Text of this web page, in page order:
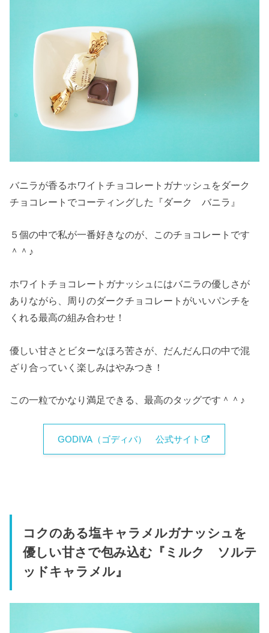
バニラが香るホワイトチョコレートガナッシュをダーク
チョコレートでコーティングした『ダーク バニラ』
５個の中で私が一番好きなのが、このチョコレートです
＾＾♪
ホワイトチョコレートガナッシュにはバニラの優しさが
ありながら、周りのダークチョコレートがいいパンチを
くれる最高の組み合わせ！
優しい甘さとビターなほろ苦さが、だんだん口の中で混
ざり合っていく楽しみはやみつき！
この一粒でかなり満足できる、最高のタッグです＾＾♪
GODIVA（ゴディバ） 公式サイト
コクのある塩キャラメルガナッシュを
優しい甘さで包み込む『ミルク ソルテ
ッドキャラメル』